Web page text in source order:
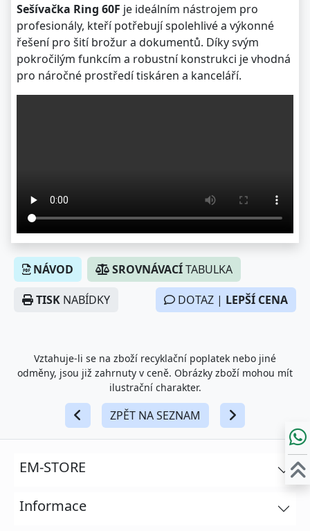
Sešívačka Ring 60F je ideálním nástrojem pro
profesionály, kteří potřebují spolehlivé a výkonné
řešení pro šití brožur a dokumentů. Díky svým
pokročilým funkcím a robustní konstrukci je vhodná
pro náročné prostředí tiskáren a kanceláří.
NÁVOD SROVNÁVACÍTABULKA
TISK NABÍDKY DOTAZ | LEPŠÍ CENA
Vztahuje-li se na zboží recyklační poplatek nebo jiné
odměny, jsou již zahrnuty v ceně. Obrázky zboží mohou mít
ilustrační charakter.
ZPĚT NA SEZNAM
EM-STORE
Informace